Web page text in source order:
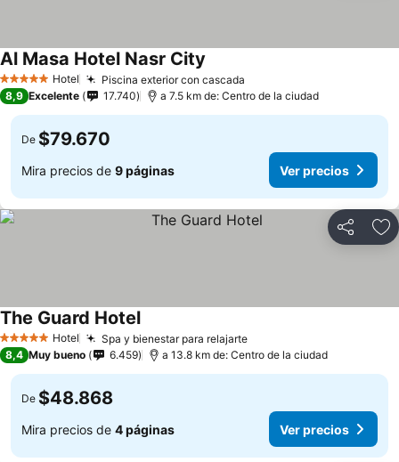
5 Estrellas Hotel Piscina exterior con cascada
Al Masa Hotel Nasr City
8,9 Excelente 17.740 a 7.5 km de: Centro de la ciudad
De $79.670
Mira precios de 9 páginas Ver precios
Compartir
5 Estrellas Hotel Spa y bienestar para relajarte
The Guard Hotel
8,4 Muy bueno 6.459 a 13.8 km de: Centro de la ciudad
De $48.868
Mira precios de 4 páginas Ver precios